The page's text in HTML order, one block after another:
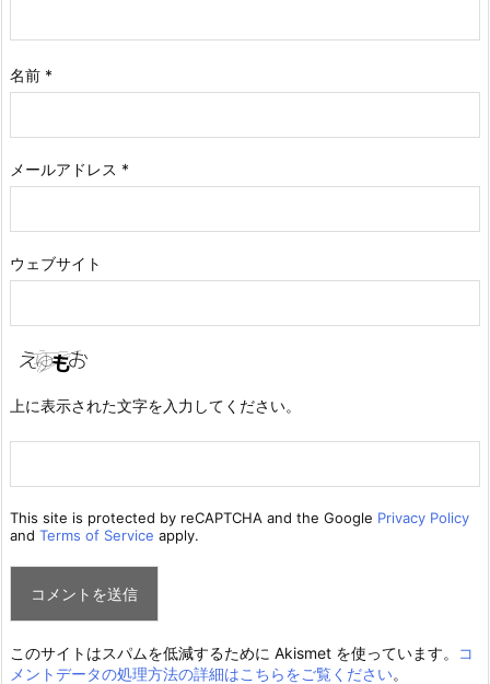
名前 *
メールアドレス *
ウェブサイト
上に表示された文字を入力してください。
This site is protected by reCAPTCHA and the Google Privacy Policy
and Terms of Service apply.
このサイトはスパムを低減するために Akismet を使っています。
コ
メントデータの処理方法の詳細はこちらをご覧ください。